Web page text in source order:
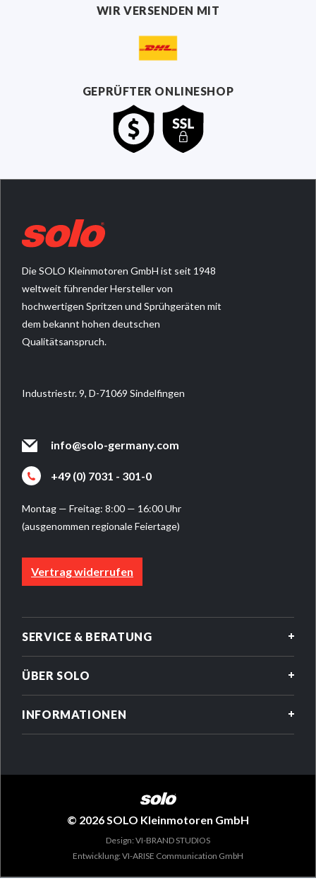
WIR VERSENDEN MIT
GEPRÜFTER ONLINESHOP
Die SOLO Kleinmotoren GmbH ist seit 1948
weltweit führender Hersteller von
hochwertigen Spritzen und Sprühgeräten mit
dem bekannt hohen deutschen
Qualitätsanspruch.
Industriestr. 9, D-71069 Sindelfingen
info@solo-germany.com
+49 (0) 7031 - 301-0
Montag — Freitag: 8:00 — 16:00 Uhr
(ausgenommen regionale Feiertage)
Vertrag widerrufen
SERVICE & BERATUNG
ÜBER SOLO
INFORMATIONEN
© 2026 SOLO Kleinmotoren GmbH
Design: VI-BRAND STUDIOS
Entwicklung: VI-ARISE Communication GmbH